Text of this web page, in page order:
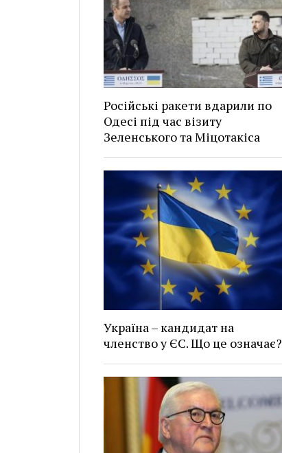
Російські ракети вдарили по
Одесі під час візиту
Зеленського та Міцотакіса
Україна – кандидат на
членство у ЄС. Що це означає?